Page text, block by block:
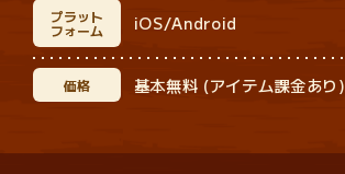
プラット
フォーム iOS/Android
価格 基本無料 (アイテム課金あり)